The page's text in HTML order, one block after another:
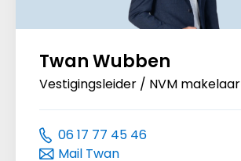
Twan Wubben
Vestigingsleider / NVM makelaar
06 17 77 45 46
Mail Twan